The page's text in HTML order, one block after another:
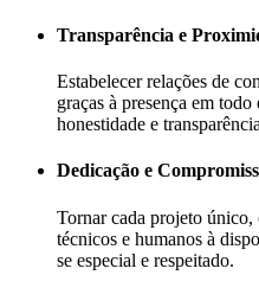
Transparência e
Estabelecer relações de
graças à presença em
honestidade e
Dedicação e
Tornar cada projeto único,
técnicos e humanos à
se especial e respeitado.